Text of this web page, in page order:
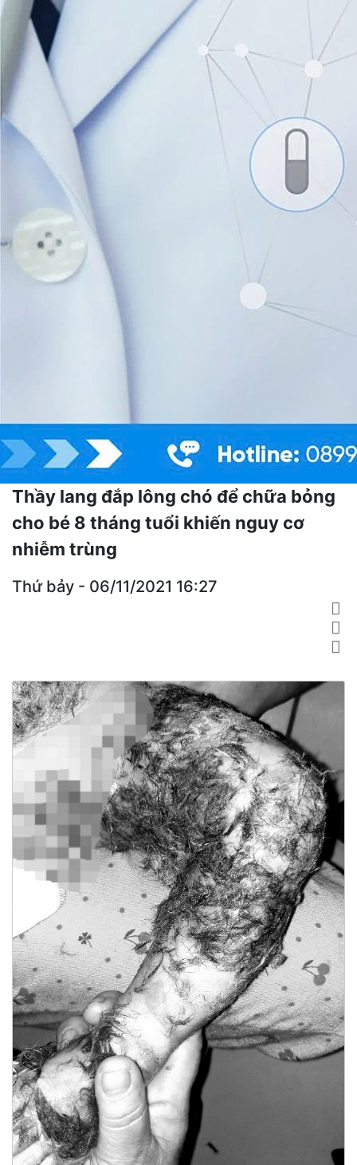
Thầy lang đắp lông chó để chữa bỏng
cho bé 8 tháng tuổi khiến nguy cơ
nhiễm trùng
Thứ bảy - 06/11/2021 16:27